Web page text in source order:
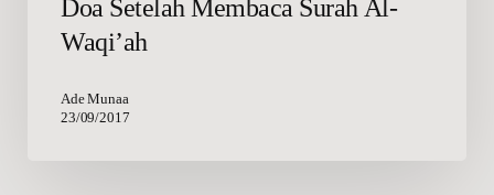
Doa Setelah Membaca Surah Al-
Waqi’ah
Ade Munaa
23/09/2017